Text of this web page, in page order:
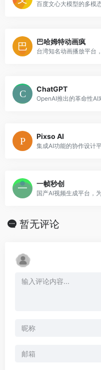
巴哈姆特动画疯
台湾知名动画播放平台
ChatGPT
OpenAI推出的革命性AI
Pixso AI
集成AI功能的协作设计
一帧秒创
国产AI视频生成平台，
暂无评论